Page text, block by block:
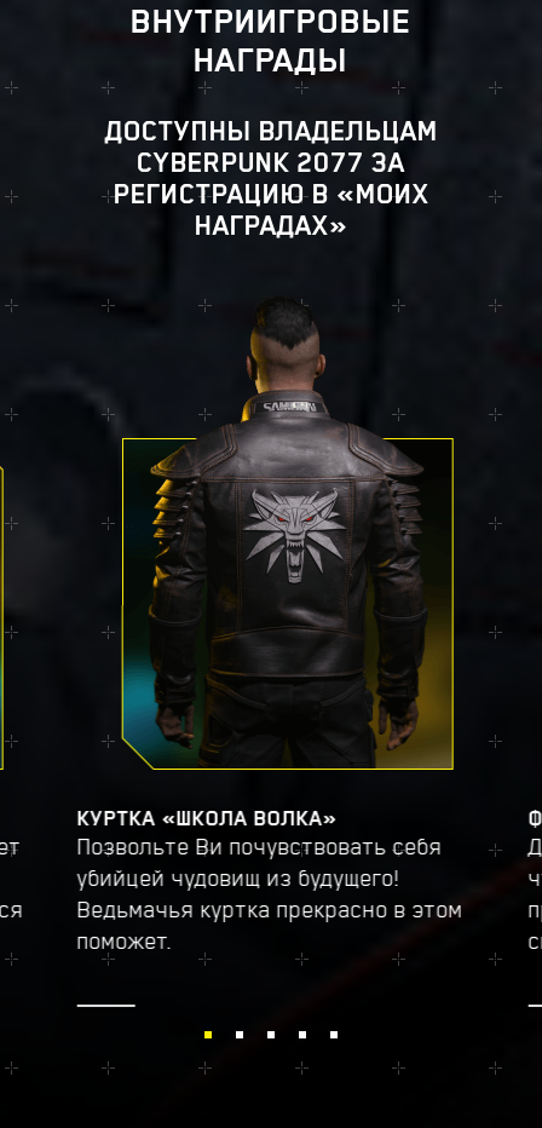
ВНУТРИИГРОВЫЕ
НАГРАДЫ
ДОСТУПНЫ ВЛАДЕЛЬЦАМ
CYBERPUNK 2077 ЗА
РЕГИСТРАЦИЮ В «МОИХ
НАГРАДАХ»
КУРТКА «ШКОЛА ВОЛКА»
Позвольте Ви почувствовать себя
убийцей чудовищ из будущего!
Ведьмачья куртка прекрасно в этом
поможет.